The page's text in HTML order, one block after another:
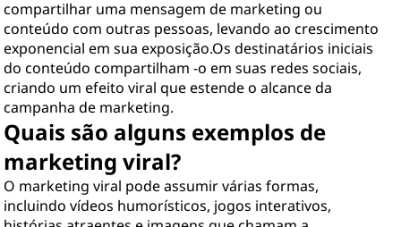
compartilhar uma mensagem de marketing ou
conteúdo com outras pessoas, levando ao crescimento
exponencial em sua exposição.Os destinatários iniciais
do conteúdo compartilham -o em suas redes sociais,
criando um efeito viral que estende o alcance da
campanha de marketing.
Quais são alguns exemplos de
marketing viral?
O marketing viral pode assumir várias formas,
incluindo vídeos humorísticos, jogos interativos,